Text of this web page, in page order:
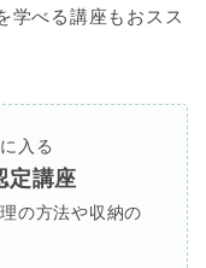
学べる講座もおスス
入る
定講座
の方法や収納の